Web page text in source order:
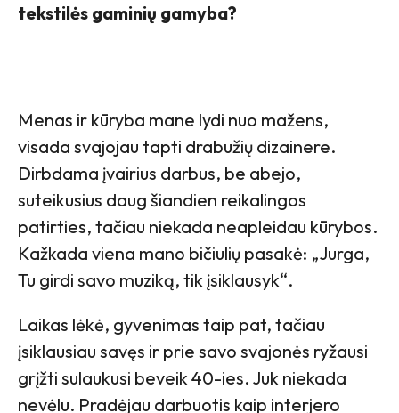
tekstilės gaminių gamyba?
Menas ir kūryba mane lydi nuo mažens,
visada svajojau tapti drabužių dizainere.
Dirbdama įvairius darbus, be abejo,
suteikusius daug šiandien reikalingos
patirties, tačiau niekada neapleidau kūrybos.
Kažkada viena mano bičiulių pasakė: „Jurga,
Tu girdi savo muziką, tik įsiklausyk“.
Laikas lėkė, gyvenimas taip pat, tačiau
įsiklausiau savęs ir prie savo svajonės ryžausi
grįžti sulaukusi beveik 40-ies. Juk niekada
nevėlu. Pradėjau darbuotis kaip interjero